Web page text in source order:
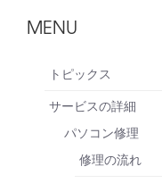
MENU
トピックス
サービスの詳細
パソコン修理
修理の流れ